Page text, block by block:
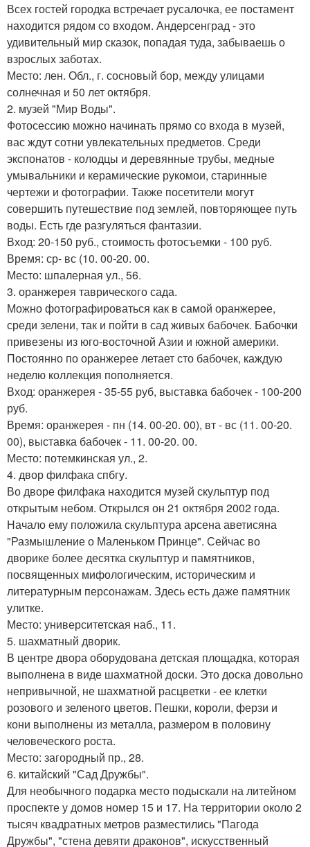
Всех гостей городка встречает русалочка, ее постамент
находится рядом со входом. Андерсенград - это
удивительный мир сказок, попадая туда, забываешь о
взрослых заботах.
Место: лен. Обл., г. сосновый бор, между улицами
солнечная и 50 лет октября.
2. музей "Мир Воды".
Фотосессию можно начинать прямо со входа в музей,
вас ждут сотни увлекательных предметов. Среди
экспонатов - колодцы и деревянные трубы, медные
умывальники и керамические рукомои, старинные
чертежи и фотографии. Также посетители могут
совершить путешествие под землей, повторяющее путь
воды. Есть где разгуляться фантазии.
Вход: 20-150 руб., стоимость фотосъемки - 100 руб.
Время: ср- вс (10. 00-20. 00.
Место: шпалерная ул., 56.
3. оранжерея таврического сада.
Можно фотографироваться как в самой оранжерее,
среди зелени, так и пойти в сад живых бабочек. Бабочки
привезены из юго-восточной Азии и южной америки.
Постоянно по оранжерее летает сто бабочек, каждую
неделю коллекция пополняется.
Вход: оранжерея - 35-55 руб, выставка бабочек - 100-200
руб.
Время: оранжерея - пн (14. 00-20. 00), вт - вс (11. 00-20.
00), выставка бабочек - 11. 00-20. 00.
Место: потемкинская ул., 2.
4. двор филфака спбгу.
Во дворе филфака находится музей скульптур под
открытым небом. Открылся он 21 октября 2002 года.
Начало ему положила скульптура арсена аветисяна
"Размышление о Маленьком Принце". Сейчас во
дворике более десятка скульптур и памятников,
посвященных мифологическим, историческим и
литературным персонажам. Здесь есть даже памятник
улитке.
Место: университетская наб., 11.
5. шахматный дворик.
В центре двора оборудована детская площадка, которая
выполнена в виде шахматной доски. Это доска довольно
непривычной, не шахматной расцветки - ее клетки
розового и зеленого цветов. Пешки, короли, ферзи и
кони выполнены из металла, размером в половину
человеческого роста.
Место: загородный пр., 28.
6. китайский "Сад Дружбы".
Для необычного подарка место подыскали на литейном
проспекте у домов номер 15 и 17. На территории около 2
тысяч квадратных метров разместились "Пагода
Дружбы", "стена девяти драконов", искусственный